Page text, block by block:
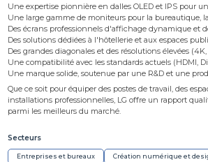
Une expertise pionnière en dalles OLED et IPS pour
Une large gamme de moniteurs pour la bureautique,
Des écrans professionnels d'affichage dynamique et
Des solutions dédiées à l'hôtellerie et aux espaces
Des grandes diagonales et des résolutions élevées
Une compatibilité avec les standards actuels (HDMI,
Une marque solide, soutenue par une R&D et une
Que ce soit pour équiper des postes de travail, des
installations professionnelles, LG offre un rapport
parmi les meilleurs du marché.
Secteurs
Entreprises et bureaux
Création numérique et